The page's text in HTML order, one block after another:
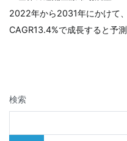
稿
ゲ
ー
2022年から2031年にかけて、
CAGR13.4%で成長すると予測
検索